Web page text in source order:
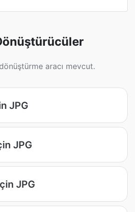
aracı mevcut.
JPG
JPG
JPG